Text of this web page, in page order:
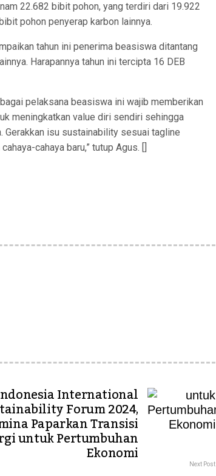
22.682 bibit pohon, yang terdiri dari 19.922
pohon penyerap karbon lainnya.
tahun ini penerima beasiswa ditantang
Harapannya tahun ini tercipta 16 DEB
pelaksana beasiswa ini wajib memberikan
meningkatkan value diri sendiri sehingga
Gerakkan isu sustainability sesuai tagline
cahaya baru,” tutup Agus. []
International
Forum 2024,
Paparkan Transisi
untuk Pertumbuhan
Ekonomi Next Post